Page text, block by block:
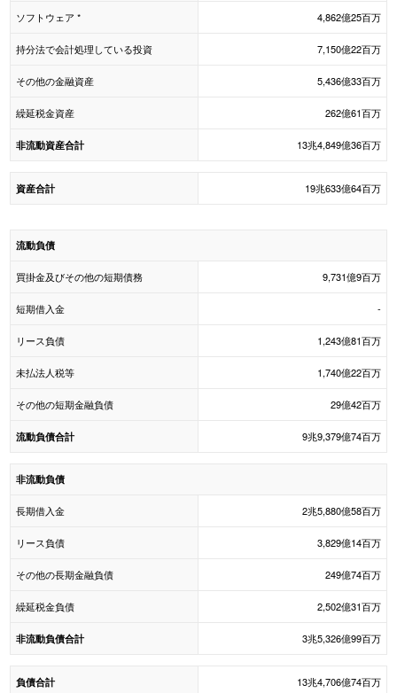
ソフトウェア * 4,862億25百万
持分法で会計処理している投資 7,150億22百万
その他の金融資産 5,436億33百万
繰延税金資産 262億61百万
非流動資産合計 13兆4,849億36百万
資産合計 19兆633億64百万
流動負債
買掛金及びその他の短期債務 9,731億9百万
短期借入金 -
リース負債 1,243億81百万
未払法人税等 1,740億22百万
その他の短期金融負債 29億42百万
流動負債合計 9兆9,379億74百万
非流動負債
長期借入金 2兆5,880億58百万
リース負債 3,829億14百万
その他の長期金融負債 249億74百万
繰延税金負債 2,502億31百万
非流動負債合計 3兆5,326億99百万
負債合計 13兆4,706億74百万